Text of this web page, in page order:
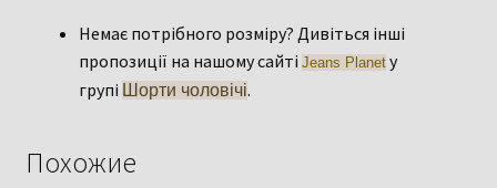
Немає потрібного розміру? Дивіться інші
пропозиції на нашому сайті Jeans Planetу
групі Шорти чоловічі.
Похожие